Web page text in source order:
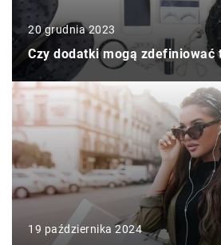
20 grudnia 2023
Czy dodatki mogą zdefiniować
19 października 2024